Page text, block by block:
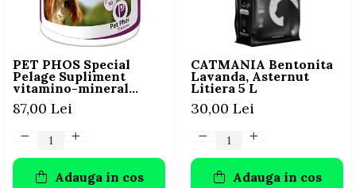
PET PHOS Special
Pelage Supliment
vitamino-mineral
pentru câini, 50 tablete
87,00 Lei
Adauga in cos
CATMANIA Bentonita
Lavanda, Asternut
Litiera 5 L
30,00 Lei
Adauga in cos